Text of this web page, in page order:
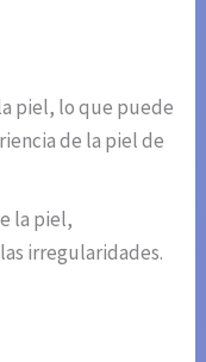
piel, lo que puede
de la piel de
la piel,
irregularidades.